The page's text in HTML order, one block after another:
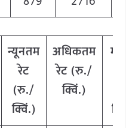
न्यूनतम
रेट
(रु./
क्विं.)
अधिकतम
रेट (रु./
क्विं.)